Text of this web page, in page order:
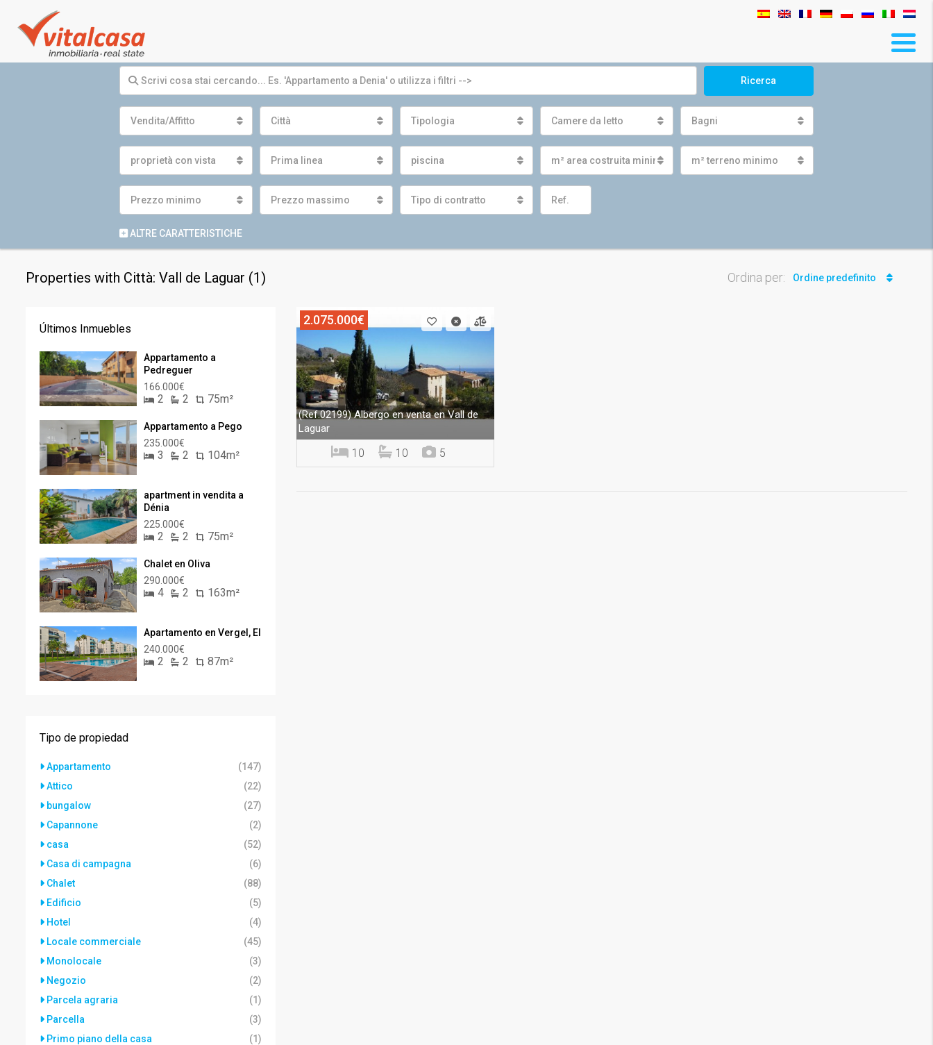
Ricerca
Vendita/Affitto Città Tipologia Camere da letto Bagni
proprietà con vista Prima linea piscina m² area costruita minima m² terreno minimo
Prezzo minimo Prezzo massimo Tipo di contratto
ALTRE CARATTERISTICHE
Properties with Città: Vall de Laguar (1) Ordina per: Ordine predefinito
2.075.000€
(Ref.02199)Albergo en venta en Vall de
Laguar
10 10 5
Últimos Inmuebles
Appartamento a
Pedreguer
166.000€
2 2 75m²
Appartamento a Pego
235.000€
3 2 104m²
apartment in vendita a
Dénia
225.000€
2 2 75m²
Chalet en Oliva
290.000€
4 2 163m²
Apartamento en Vergel, El
240.000€
2 2 87m²
Tipo de propiedad
Appartamento
(147)
Attico
(22)
bungalow
(27)
Capannone
(2)
casa
(52)
Casa di campagna
(6)
Chalet
(88)
Edificio
(5)
Hotel
(4)
Locale commerciale
(45)
Monolocale
(3)
Negozio
(2)
Parcela agraria
(1)
Parcella
(3)
Primo piano della casa
(1)